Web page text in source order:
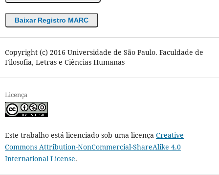
Baixar Registro MARC
Copyright (c) 2016 Universidade de São Paulo. Faculdade de
Filosofia, Letras e Ciências Humanas
Licença
Este trabalho está licenciado sob uma licença Creative
Commons Attribution-NonCommercial-ShareAlike 4.0
International License.